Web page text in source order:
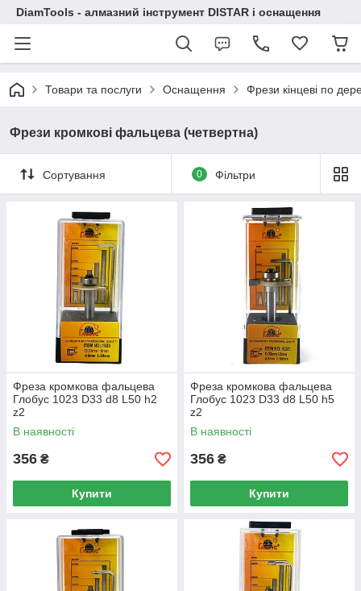
DiamTools - алмазний інструмент DISTAR і оснащення
Товари та послуги Оснащення Фрези кінцеві по
Фрези кромкові фальцева (четвертна)
Сортування 0 Фільтри
Фреза кромкова фальцева
Глобус 1023 D33 d8 L50 h2
z2
В наявності
356 ₴
Купити
Фреза кромкова фальцева
Глобус 1023 D33 d8 L50 h5
z2
В наявності
356 ₴
Купити